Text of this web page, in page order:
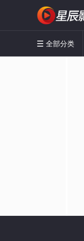
 全部分类